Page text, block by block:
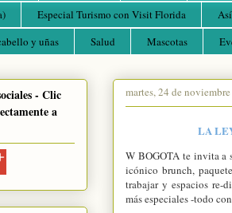
Especial Turismo con Visit Florida
y uñas
Salud Mascotas
martes, 24 de
LA
W BOGOTA te invita a
icónico brunch,
trabajar y espacios re-
más especiales -todo
- Clic
a